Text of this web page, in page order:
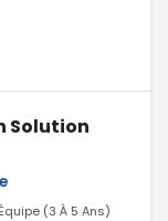
Solution
(3 À 5 Ans)